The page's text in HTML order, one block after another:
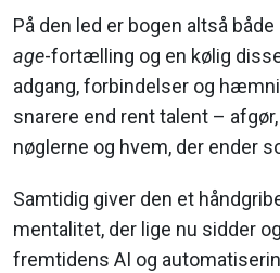
På den led er bogen altså
age-fortælling og en kølig
adgang, forbindelser og
snarere end rent talent –
nøglerne og hvem, der ender
Samtidig giver den et
mentalitet, der lige nu sidder
fremtidens AI og